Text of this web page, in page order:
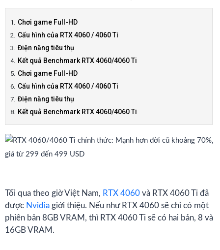
Chơi game Full-HD
Cấu hình của RTX 4060 / 4060 Ti
Điện năng tiêu thụ
Kết quả Benchmark RTX 4060/4060 Ti
Chơi game Full-HD
Cấu hình của RTX 4060 / 4060 Ti
Điện năng tiêu thụ
Kết quả Benchmark RTX 4060/4060 Ti
Tối qua theo giờ Việt Nam, RTX 4060 và RTX 4060 Ti đã
được Nvidia giới thiệu. Nếu như RTX 4060 sẽ chỉ có một
phiên bản 8GB VRAM, thì RTX 4060 Ti sẽ có hai bản, 8 và
16GB VRAM.